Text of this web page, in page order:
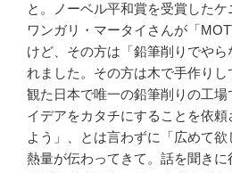
と。ノーベル平和賞を受賞した
ワンガリ・マータイさんが「
けど、その方は「鉛筆削りでや
れました。その方は木で手作り
観た日本で唯一の鉛筆削りの工
イデアをカタチにすることを依
よう」、とは言わずに「広めて
熱量が伝わってきて。話を聞きに